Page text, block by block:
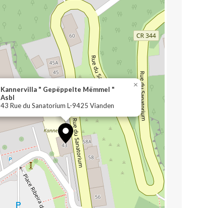
Kannervilla " Gepëppelte Mëmmel "
Asbl
43 Rue du Sanatorium L-9425 Vianden
×